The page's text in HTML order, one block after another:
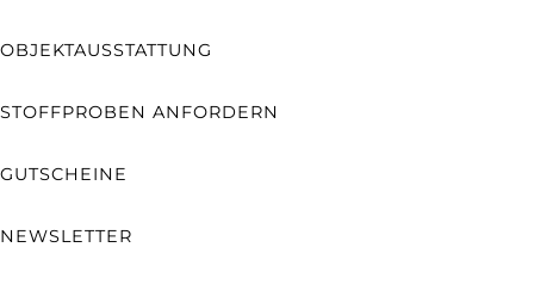
OBJEKTAUSSTATTUNG
STOFFPROBEN ANFORDERN
GUTSCHEINE
NEWSLETTER